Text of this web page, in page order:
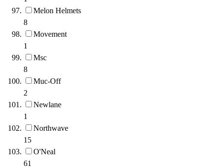
Melon Helmets
8
Movement
1
Msc
8
Muc-Off
2
Newlane
1
Northwave
15
O'Neal
61